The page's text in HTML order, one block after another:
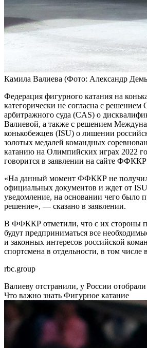
Камила Валиева (Фото: Александр
Федерация фигурного катания на
категорически не согласна с решением
арбитражного суда (CAS) о
Валиевой, а также с решением
конькобежцев (ISU) о лишении
золотых медалей командных
катанию на Олимпийских играх 2022
говорится в заявлении на сайте ФФККР
«На данный момент ФФККР не
официальных документов и ждет от
уведомление, на основании чего было
решение», — сказано в заявлении.
В ФФККР отметили, что с их стороны
будут предприниматься все
и законных интересов российской
спортсмена в отдельности, в том числе
rbc.group
Валиеву отстранили, у России
Что важно знать Фигурное катание